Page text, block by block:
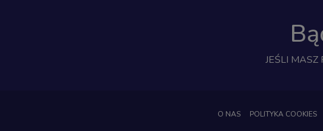
JEŚLI
O NAS POLITYKA COOKIES